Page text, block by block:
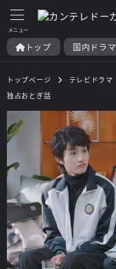
トップ 国内ドラマ
トップページ テレビドラマ
独占おとぎ話